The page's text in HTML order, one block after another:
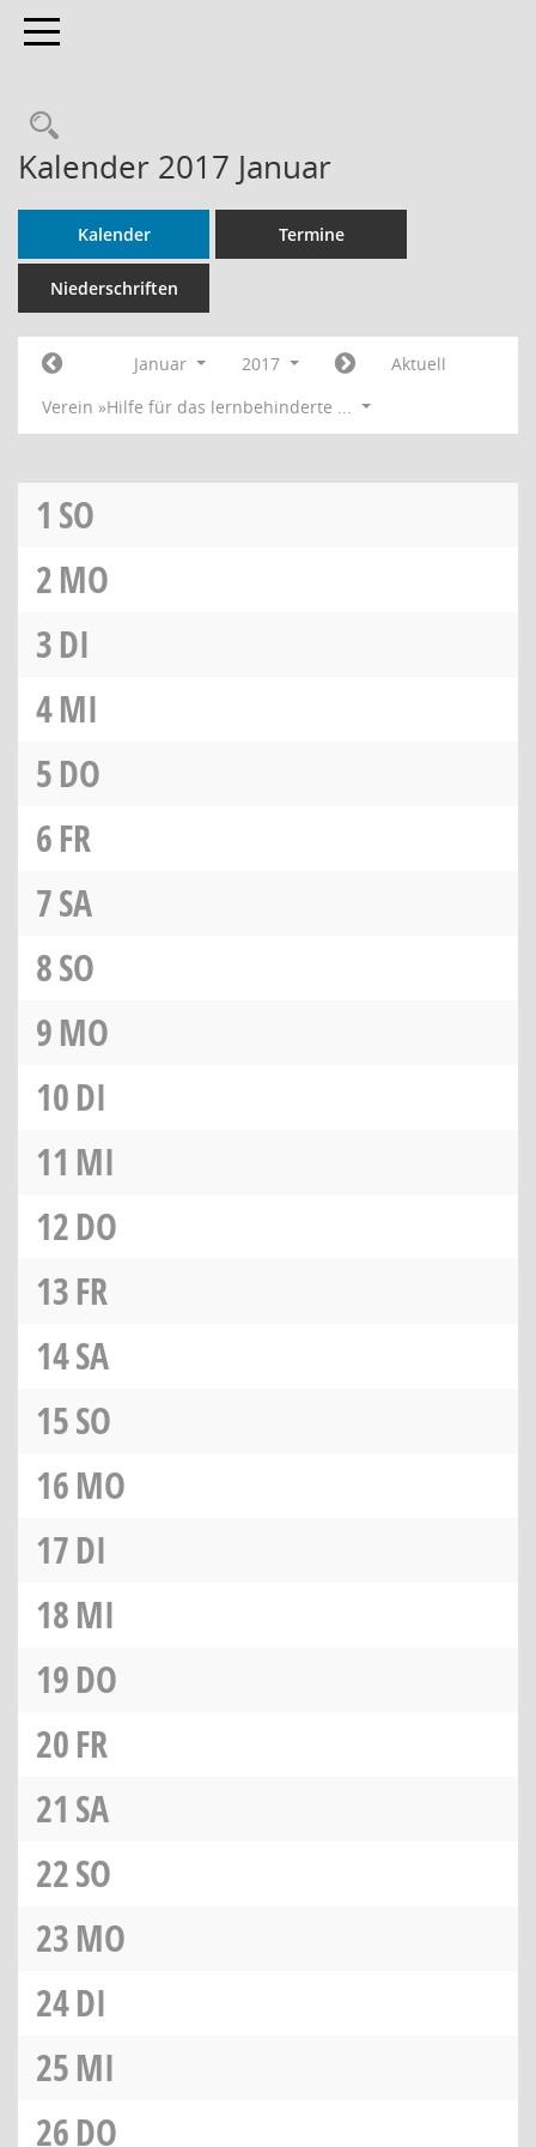
Toggle navigation
Rechercheauswahl
Kalender 2017 Januar
Kalender Termine
Niederschriften
Januar 2017
Aktuell
Verein »Hilfe für das lernbehinderte ...
1 SO
2MO
3DI
4MI
5DO
6FR
7SA
8SO
9MO
10DI
11 MI
12DO
13FR
14SA
15SO
16MO
17DI
18MI
19DO
20FR
21 SA
22SO
23MO
24DI
25MI
26DO